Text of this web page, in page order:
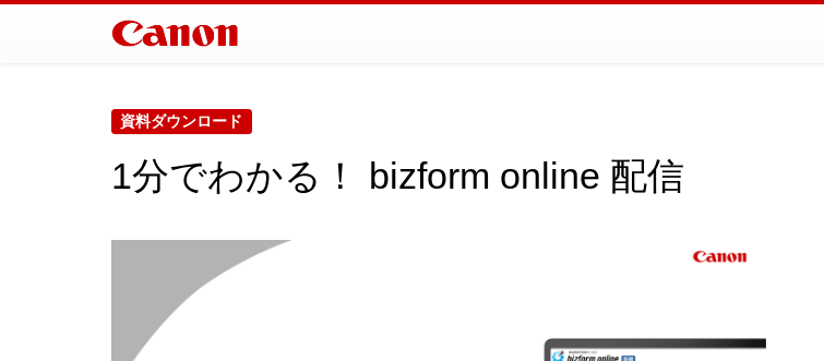
資料ダウンロード
1分でわかる！ bizform online 配信